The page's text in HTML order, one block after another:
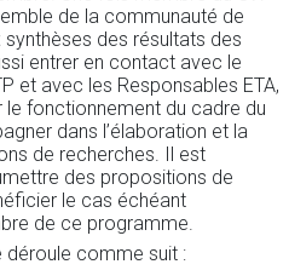
de la communauté de
synthèses des résultats des
entrer en contact avec le
et avec les Responsables ETA,
fonctionnement du cadre du
dans l’élaboration et la
de recherches. Il est
des propositions de
le cas échéant
de ce programme.
déroule comme suit :